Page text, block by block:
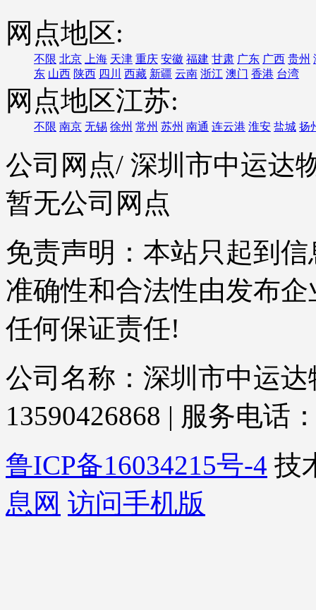
网点地区:
不限 北京 上海 天津 重庆 安徽 福建 甘肃 广东 广西 贵州
东 山西 陕西 四川 西藏 新疆 云南 浙江 澳门 香港 台湾
网点地区江苏:
不限 南京 无锡 徐州 常州 苏州 南通 连云港 淮安 盐城 扬
公司网点/ 深圳市中运达
暂无公司网点
免责声明：本站只起到
准确性和合法性由发布
任何保证责任!
公司名称：深圳市中运
13590426868 | 服务电话
鲁ICP备16034215号-4 技
息网 访问手机版